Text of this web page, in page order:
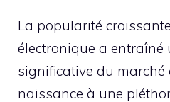
La popularité
électronique a entraîné
significative du marché
naissance à une